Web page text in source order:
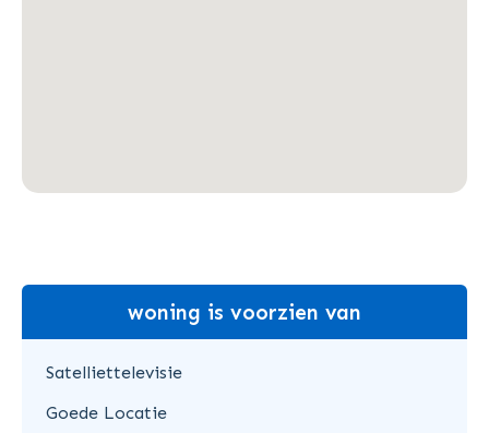
woning is voorzien van
Satelliettelevisie
Goede Locatie